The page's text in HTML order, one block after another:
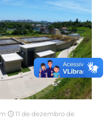
11 de dezembro de